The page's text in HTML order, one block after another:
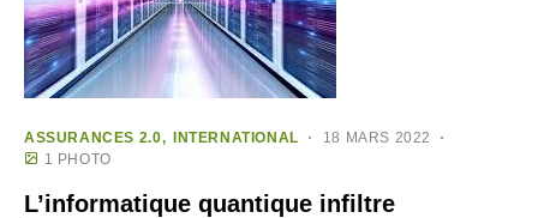
ASSURANCES 2.0 INTERNATIONAL
18 MARS 2022
1 PHOTO
L’informatique quantique infiltre